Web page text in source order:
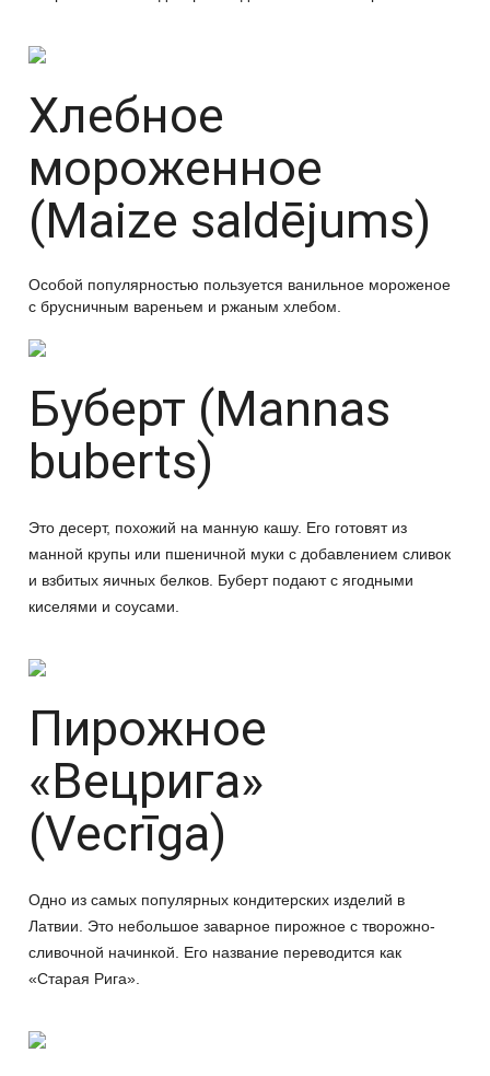
Хлебное
мороженное
(Maize saldējums)
Особой популярностью пользуется ванильное мороженое
с брусничным вареньем и ржаным хлебом.
Буберт (Mannas
buberts)
Это десерт, похожий на манную кашу. Его готовят из
манной крупы или пшеничной муки с добавлением сливок
и взбитых яичных белков. Буберт подают с ягодными
киселями и соусами.
Пирожное
«Вецрига»
(Vecrīga)
Одно из самых популярных кондитерских изделий в
Латвии. Это небольшое заварное пирожное с творожно-
сливочной начинкой. Его название переводится как
«Старая Рига».